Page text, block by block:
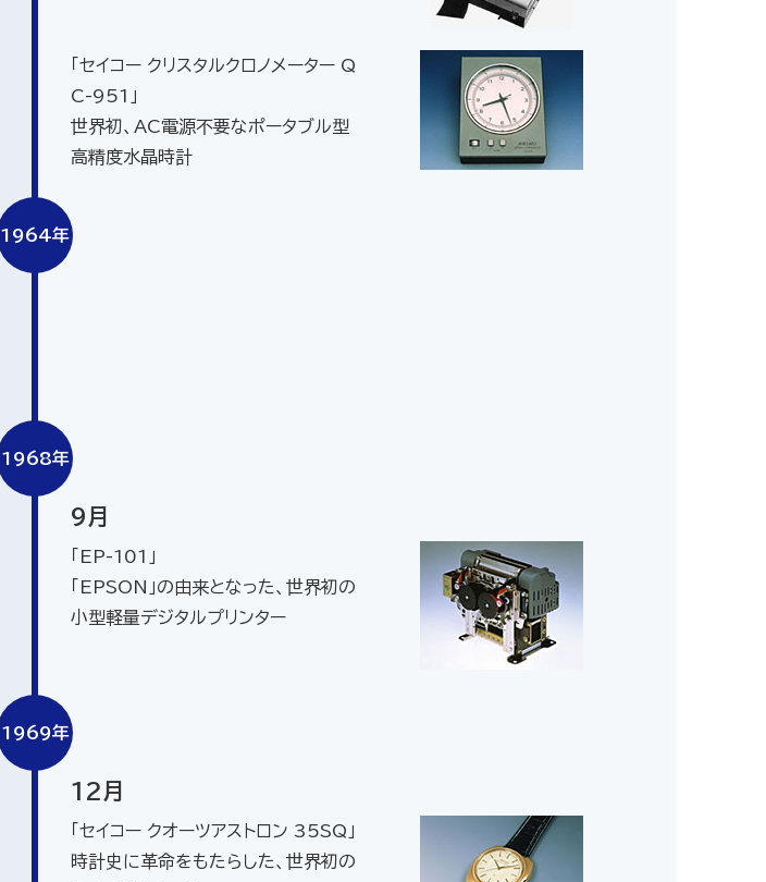
「セイコー クリスタルクロノメーター Q
C-951」
世界初、AC電源不要なポータブル型
高精度水晶時計
1964年
1968年
9月
「EP-101」
「EPSON」の由来となった、世界初の
小型軽量デジタルプリンター
1969年
12月
「セイコー クオーツアストロン 35SQ」
時計史に革命をもたらした、世界初の